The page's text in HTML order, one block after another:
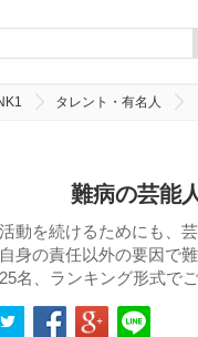
タレント・有名人
難病の芸能
動を続けるためにも、
身の責任以外の要因で
名、ランキング形式でご